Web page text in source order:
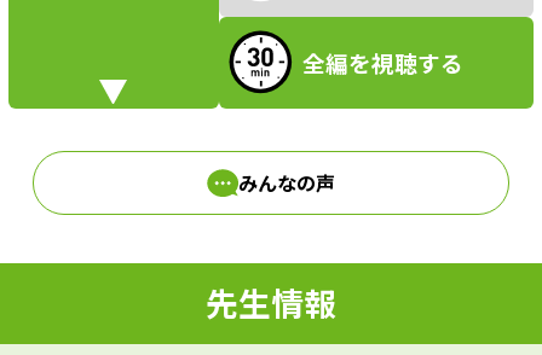
i
d
e
全編を視聴する
みんなの声
先生情報